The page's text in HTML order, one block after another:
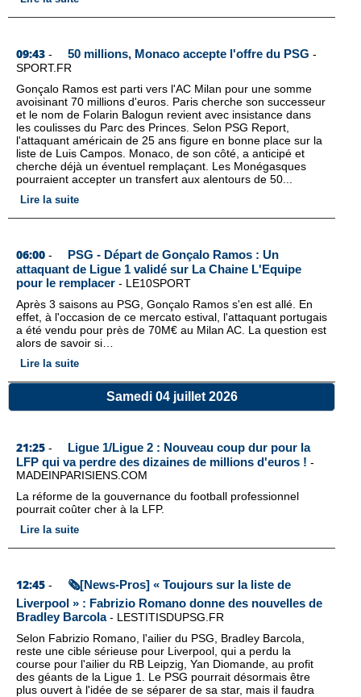
09:43 - 50 millions, Monaco accepte l'offre du PSG -
SPORT.FR
Gonçalo Ramos est parti vers l'AC Milan pour une somme
avoisinant 70 millions d'euros. Paris cherche son successeur
et le nom de Folarin Balogun revient avec insistance dans
les coulisses du Parc des Princes. Selon PSG Report,
l'attaquant américain de 25 ans figure en bonne place sur la
liste de Luis Campos. Monaco, de son côté, a anticipé et
cherche déjà un éventuel remplaçant. Les Monégasques
pourraient accepter un transfert aux alentours de 50...
Lire la suite
06:00 -
PSG - Départ de Gonçalo Ramos : Un
attaquant de Ligue 1 validé sur La Chaine L'Equipe
pour le remplacer - LE10SPORT
Après 3 saisons au PSG, Gonçalo Ramos s'en est allé. En
effet, à l'occasion de ce mercato estival, l'attaquant portugais
a été vendu pour près de 70M€ au Milan AC. La question est
alors de savoir si…
Lire la suite
Samedi 04 juillet 2026
21:25 -
Ligue 1/Ligue 2 : Nouveau coup dur pour la
LFP qui va perdre des dizaines de millions d'euros ! -
MADEINPARISIENS.COM
La réforme de la gouvernance du football professionnel
pourrait coûter cher à la LFP.
Lire la suite
12:45 -
🗞️[News-Pros] « Toujours sur la liste de
Liverpool » : Fabrizio Romano donne des nouvelles de
Bradley Barcola- LESTITISDUPSG.FR
Selon Fabrizio Romano, l'ailier du PSG, Bradley Barcola,
reste une cible sérieuse pour Liverpool, qui a perdu la
course pour l'ailier du RB Leipzig, Yan Diomande, au profit
des géants de la Ligue 1. Le PSG pourrait désormais être
plus ouvert à l'idée de se séparer de sa star, mais il faudra